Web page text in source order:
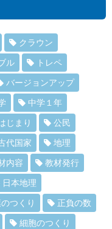
クラウン
ル トレペ
バージョンアップ
中学１年
じまり 公民
代国家 地理
内容 教材発行
日本地理
つくり 正負の数
細胞のつくり